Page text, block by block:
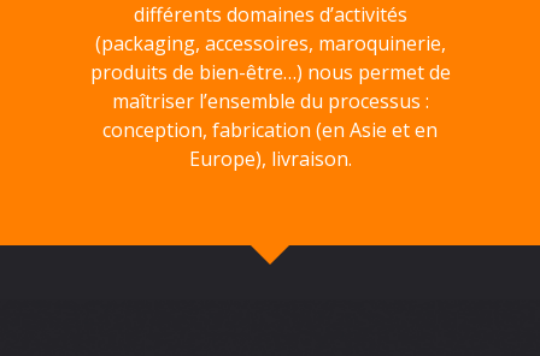
différents domaines d’activités
(packaging, accessoires, maroquinerie,
produits de bien-être…) nous permet de
maîtriser l’ensemble du processus :
conception, fabrication (en Asie et en
Europe), livraison.